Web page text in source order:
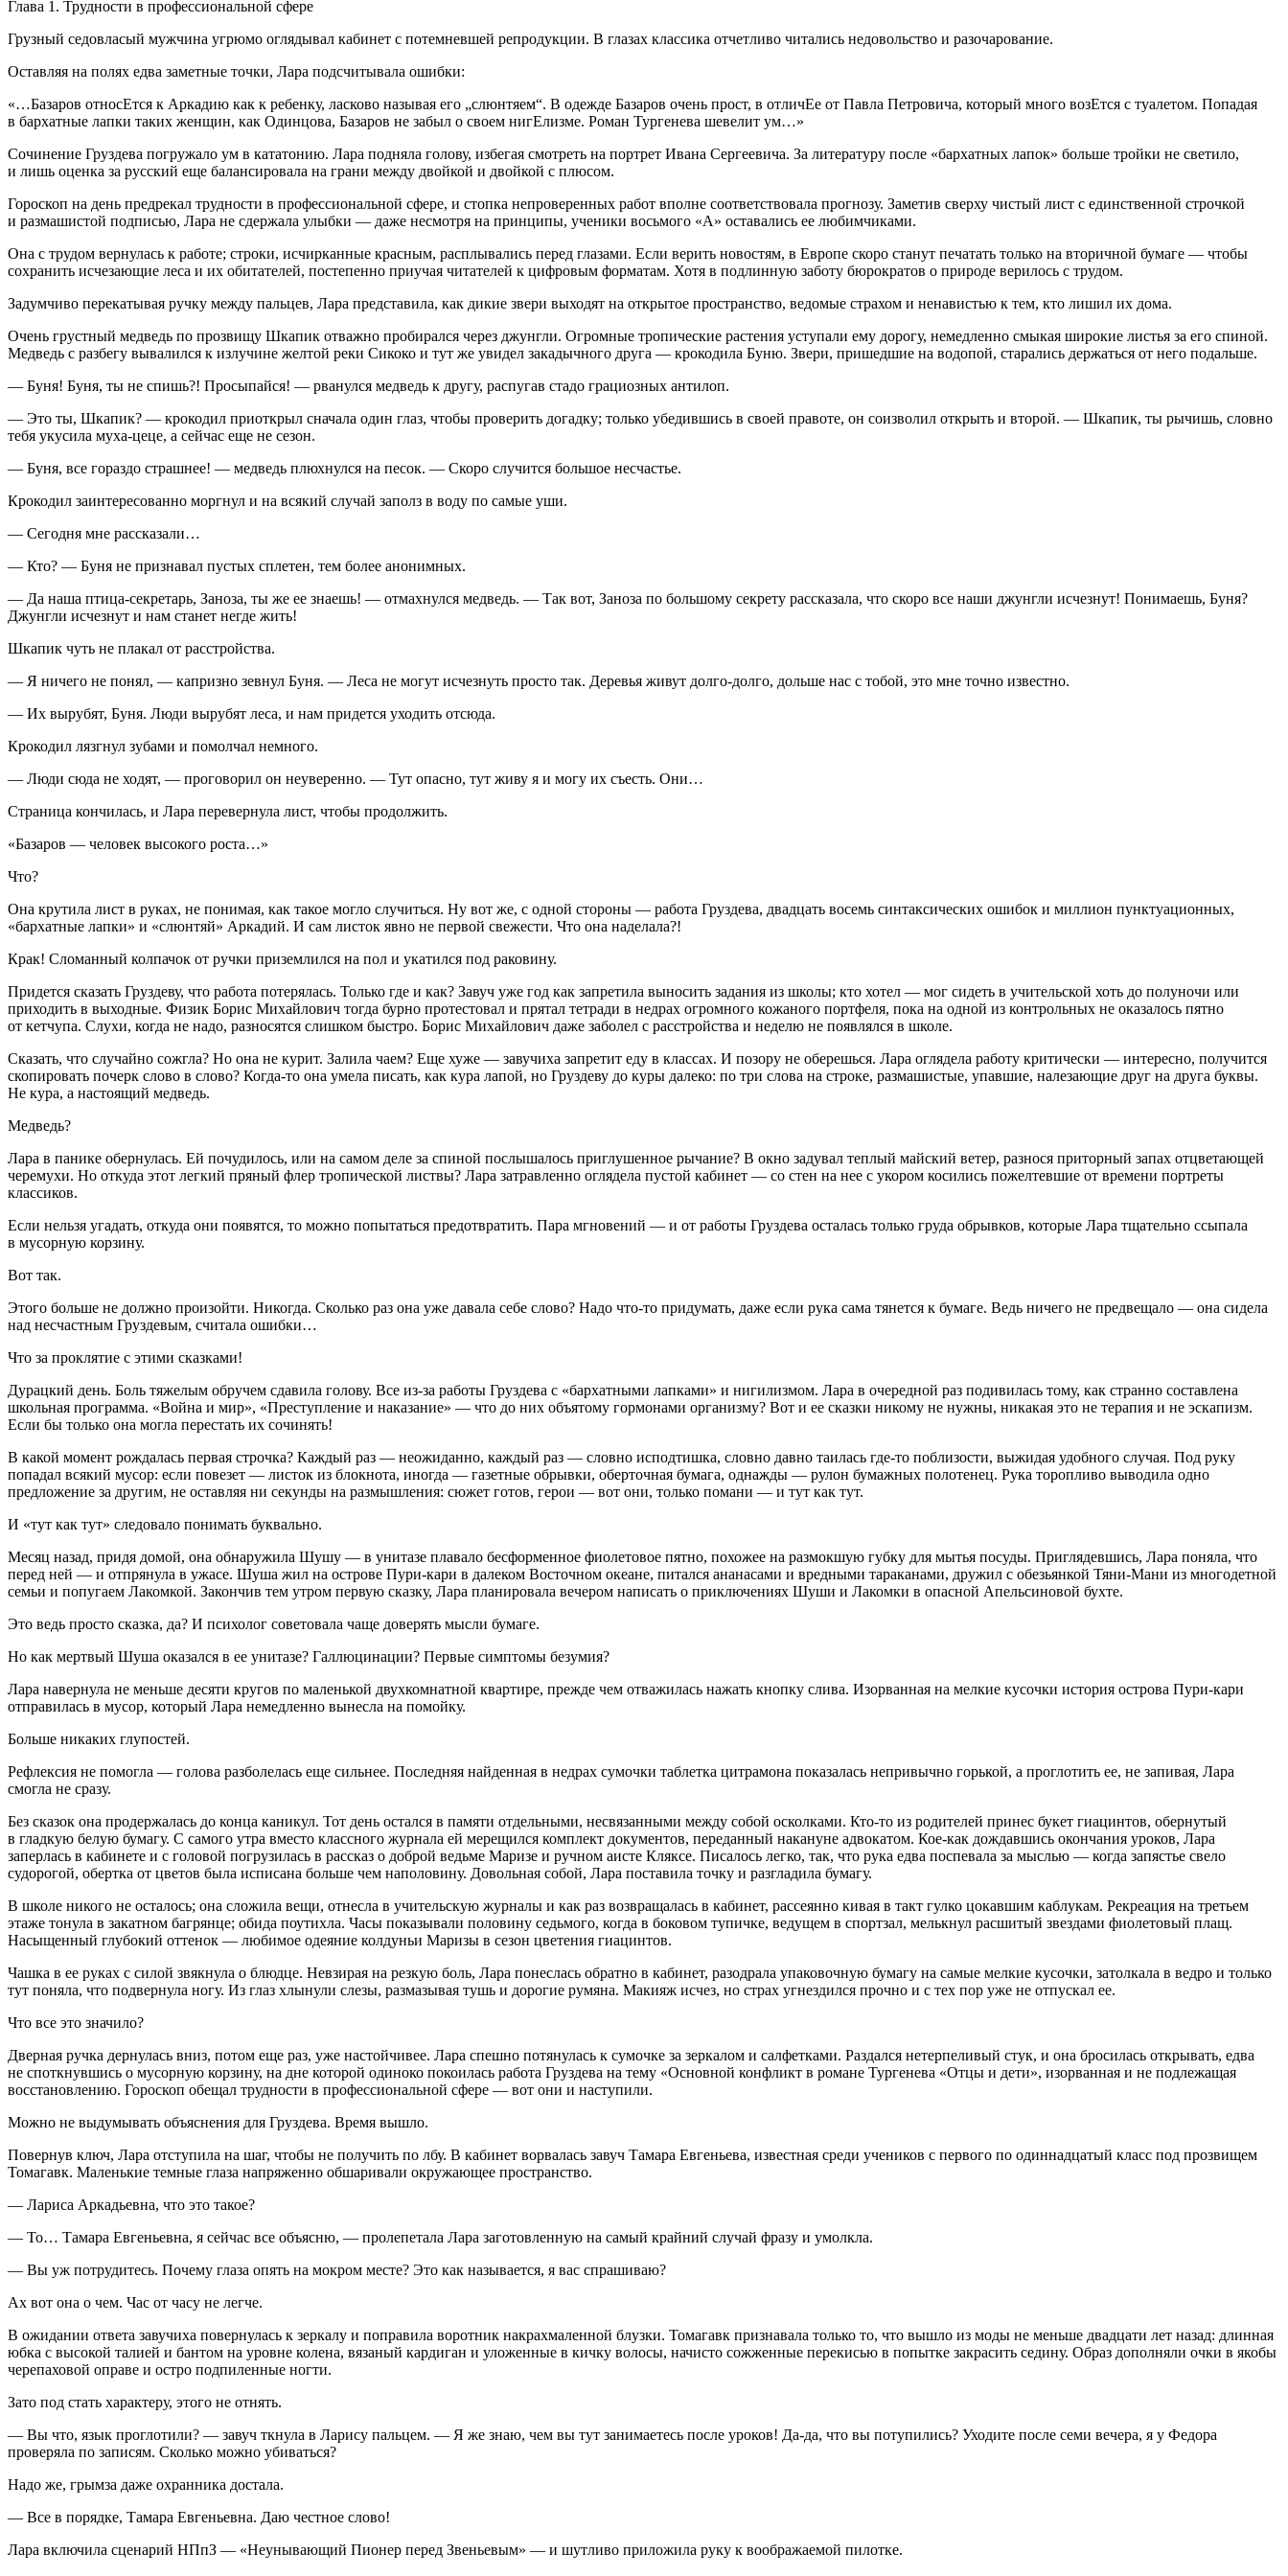
Глава 1. Трудности в профессиональной сфере
Грузный седовласый мужчина угрюмо оглядывал кабинет с потемневшей репродукции. В глазах классика отчетливо читались недовольство и разочарование.
Оставляя на полях едва заметные точки, Лара подсчитывала ошибки:
«…Базаров относЕтся к Аркадию как к ребенку, ласково называя его „слюнтяем“. В одежде Базаров очень прост, в отличЕе от Павла Петровича, который много возЕтся с туалетом. Попадая
в бархатные лапки таких женщин, как Одинцова, Базаров не забыл о своем нигЕлизме. Роман Тургенева шевелит ум…»
Сочинение Груздева погружало ум в кататонию. Лара подняла голову, избегая смотреть на портрет Ивана Сергеевича. За литературу после «бархатных лапок» больше тройки не светило,
и лишь оценка за русский еще балансировала на грани между двойкой и двойкой с плюсом.
Гороскоп на день предрекал трудности в профессиональной сфере, и стопка непроверенных работ вполне соответствовала прогнозу. Заметив сверху чистый лист с единственной строчкой
и размашистой подписью, Лара не сдержала улыбки — даже несмотря на принципы, ученики восьмого «А» оставались ее любимчиками.
Она с трудом вернулась к работе; строки, исчирканные красным, расплывались перед глазами. Если верить новостям, в Европе скоро станут печатать только на вторичной бумаге — чтобы
сохранить исчезающие леса и их обитателей, постепенно приучая читателей к цифровым форматам. Хотя в подлинную заботу бюрократов о природе верилось с трудом.
Задумчиво перекатывая ручку между пальцев, Лара представила, как дикие звери выходят на открытое пространство, ведомые страхом и ненавистью к тем, кто лишил их дома.
Очень грустный медведь по прозвищу Шкапик отважно пробирался через джунгли. Огромные тропические растения уступали ему дорогу, немедленно смыкая широкие листья за его спиной.
Медведь с разбегу вывалился к излучине желтой реки Сикоко и тут же увидел закадычного друга — крокодила Буню. Звери, пришедшие на водопой, старались держаться от него подальше.
— Буня! Буня, ты не спишь?! Просыпайся! — рванулся медведь к другу, распугав стадо грациозных антилоп.
— Это ты, Шкапик? — крокодил приоткрыл сначала один глаз, чтобы проверить догадку; только убедившись в своей правоте, он соизволил открыть и второй. — Шкапик, ты рычишь, словно
тебя укусила муха-цеце, а сейчас еще не сезон.
— Буня, все гораздо страшнее! — медведь плюхнулся на песок. — Скоро случится большое несчастье.
Крокодил заинтересованно моргнул и на всякий случай заполз в воду по самые уши.
— Сегодня мне рассказали…
— Кто? — Буня не признавал пустых сплетен, тем более анонимных.
— Да наша птица-секретарь, Заноза, ты же ее знаешь! — отмахнулся медведь. — Так вот, Заноза по большому секрету рассказала, что скоро все наши джунгли исчезнут! Понимаешь, Буня?
Джунгли исчезнут и нам станет негде жить!
Шкапик чуть не плакал от расстройства.
— Я ничего не понял, — капризно зевнул Буня. — Леса не могут исчезнуть просто так. Деревья живут долго-долго, дольше нас с тобой, это мне точно известно.
— Их вырубят, Буня. Люди вырубят леса, и нам придется уходить отсюда.
Крокодил лязгнул зубами и помолчал немного.
— Люди сюда не ходят, — проговорил он неуверенно. — Тут опасно, тут живу я и могу их съесть. Они…
Страница кончилась, и Лара перевернула лист, чтобы продолжить.
«Базаров — человек высокого роста…»
Что?
Она крутила лист в руках, не понимая, как такое могло случиться. Ну вот же, с одной стороны — работа Груздева, двадцать восемь синтаксических ошибок и миллион пунктуационных,
«бархатные лапки» и «слюнтяй» Аркадий. И сам листок явно не первой свежести. Что она наделала?!
Крак! Сломанный колпачок от ручки приземлился на пол и укатился под раковину.
Придется сказать Груздеву, что работа потерялась. Только где и как? Завуч уже год как запретила выносить задания из школы; кто хотел — мог сидеть в учительской хоть до полуночи или
приходить в выходные. Физик Борис Михайлович тогда бурно протестовал и прятал тетради в недрах огромного кожаного портфеля, пока на одной из контрольных не оказалось пятно
от кетчупа. Слухи, когда не надо, разносятся слишком быстро. Борис Михайлович даже заболел с расстройства и неделю не появлялся в школе.
Сказать, что случайно сожгла? Но она не курит. Залила чаем? Еще хуже — завучиха запретит еду в классах. И позору не оберешься. Лара оглядела работу критически — интересно, получится
скопировать почерк слово в слово? Когда-то она умела писать, как кура лапой, но Груздеву до куры далеко: по три слова на строке, размашистые, упавшие, налезающие друг на друга буквы.
Не кура, а настоящий медведь.
Медведь?
Лара в панике обернулась. Ей почудилось, или на самом деле за спиной послышалось приглушенное рычание? В окно задувал теплый майский ветер, разнося приторный запах отцветающей
черемухи. Но откуда этот легкий пряный флер тропической листвы? Лара затравленно оглядела пустой кабинет — со стен на нее с укором косились пожелтевшие от времени портреты
классиков.
Если нельзя угадать, откуда они появятся, то можно попытаться предотвратить. Пара мгновений — и от работы Груздева осталась только груда обрывков, которые Лара тщательно ссыпала
в мусорную корзину.
Вот так.
Этого больше не должно произойти. Никогда. Сколько раз она уже давала себе слово? Надо что-то придумать, даже если рука сама тянется к бумаге. Ведь ничего не предвещало — она сидела
над несчастным Груздевым, считала ошибки…
Что за проклятие с этими сказками!
Дурацкий день. Боль тяжелым обручем сдавила голову. Все из-за работы Груздева с «бархатными лапками» и нигилизмом. Лара в очередной раз подивилась тому, как странно составлена
школьная программа. «Война и мир», «Преступление и наказание» — что до них объятому гормонами организму? Вот и ее сказки никому не нужны, никакая это не терапия и не эскапизм.
Если бы только она могла перестать их сочинять!
В какой момент рождалась первая строчка? Каждый раз — неожиданно, каждый раз — словно исподтишка, словно давно таилась где-то поблизости, выжидая удобного случая. Под руку
попадал всякий мусор: если повезет — листок из блокнота, иногда — газетные обрывки, оберточная бумага, однажды — рулон бумажных полотенец. Рука торопливо выводила одно
предложение за другим, не оставляя ни секунды на размышления: сюжет готов, герои — вот они, только помани — и тут как тут.
И «тут как тут» следовало понимать буквально.
Месяц назад, придя домой, она обнаружила Шушу — в унитазе плавало бесформенное фиолетовое пятно, похожее на размокшую губку для мытья посуды. Приглядевшись, Лара поняла, что
перед ней — и отпрянула в ужасе. Шуша жил на острове Пури-кари в далеком Восточном океане, питался ананасами и вредными тараканами, дружил с обезьянкой Тяни-Мани из многодетной
семьи и попугаем Лакомкой. Закончив тем утром первую сказку, Лара планировала вечером написать о приключениях Шуши и Лакомки в опасной Апельсиновой бухте.
Это ведь просто сказка, да? И психолог советовала чаще доверять мысли бумаге.
Но как мертвый Шуша оказался в ее унитазе? Галлюцинации? Первые симптомы безумия?
Лара навернула не меньше десяти кругов по маленькой двухкомнатной квартире, прежде чем отважилась нажать кнопку слива. Изорванная на мелкие кусочки история острова Пури-кари
отправилась в мусор, который Лара немедленно вынесла на помойку.
Больше никаких глупостей.
Рефлексия не помогла — голова разболелась еще сильнее. Последняя найденная в недрах сумочки таблетка цитрамона показалась непривычно горькой, а проглотить ее, не запивая, Лара
смогла не сразу.
Без сказок она продержалась до конца каникул. Тот день остался в памяти отдельными, несвязанными между собой осколками. Кто-то из родителей принес букет гиацинтов, обернутый
в гладкую белую бумагу. С самого утра вместо классного журнала ей мерещился комплект документов, переданный накануне адвокатом. Кое-как дождавшись окончания уроков, Лара
заперлась в кабинете и с головой погрузилась в рассказ о доброй ведьме Маризе и ручном аисте Кляксе. Писалось легко, так, что рука едва поспевала за мыслью — когда запястье свело
судорогой, обертка от цветов была исписана больше чем наполовину. Довольная собой, Лара поставила точку и разгладила бумагу.
В школе никого не осталось; она сложила вещи, отнесла в учительскую журналы и как раз возвращалась в кабинет, рассеянно кивая в такт гулко цокавшим каблукам. Рекреация на третьем
этаже тонула в закатном багрянце; обида поутихла. Часы показывали половину седьмого, когда в боковом тупичке, ведущем в спортзал, мелькнул расшитый звездами фиолетовый плащ.
Насыщенный глубокий оттенок — любимое одеяние колдуньи Маризы в сезон цветения гиацинтов.
Чашка в ее руках с силой звякнула о блюдце. Невзирая на резкую боль, Лара понеслась обратно в кабинет, разодрала упаковочную бумагу на самые мелкие кусочки, затолкала в ведро и только
тут поняла, что подвернула ногу. Из глаз хлынули слезы, размазывая тушь и дорогие румяна. Макияж исчез, но страх угнездился прочно и с тех пор уже не отпускал ее.
Что все это значило?
Дверная ручка дернулась вниз, потом еще раз, уже настойчивее. Лара спешно потянулась к сумочке за зеркалом и салфетками. Раздался нетерпеливый стук, и она бросилась открывать, едва
не споткнувшись о мусорную корзину, на дне которой одиноко покоилась работа Груздева на тему «Основной конфликт в романе Тургенева «Отцы и дети», изорванная и не подлежащая
восстановлению. Гороскоп обещал трудности в профессиональной сфере — вот они и наступили.
Можно не выдумывать объяснения для Груздева. Время вышло.
Повернув ключ, Лара отступила на шаг, чтобы не получить по лбу. В кабинет ворвалась завуч Тамара Евгеньева, известная среди учеников с первого по одиннадцатый класс под прозвищем
Томагавк. Маленькие темные глаза напряженно обшаривали окружающее пространство.
— Лариса Аркадьевна, что это такое?
— То… Тамара Евгеньевна, я сейчас все объясню, — пролепетала Лара заготовленную на самый крайний случай фразу и умолкла.
— Вы уж потрудитесь. Почему глаза опять на мокром месте? Это как называется, я вас спрашиваю?
Ах вот она о чем. Час от часу не легче.
В ожидании ответа завучиха повернулась к зеркалу и поправила воротник накрахмаленной блузки. Томагавк признавала только то, что вышло из моды не меньше двадцати лет назад: длинная
юбка с высокой талией и бантом на уровне колена, вязаный кардиган и уложенные в кичку волосы, начисто сожженные перекисью в попытке закрасить седину. Образ дополняли очки в якобы
черепаховой оправе и остро подпиленные ногти.
Зато под стать характеру, этого не отнять.
— Вы что, язык проглотили? — завуч ткнула в Ларису пальцем. — Я же знаю, чем вы тут занимаетесь после уроков! Да-да, что вы потупились? Уходите после семи вечера, я у Федора
проверяла по записям. Сколько можно убиваться?
Надо же, грымза даже охранника достала.
— Все в порядке, Тамара Евгеньевна. Даю честное слово!
Лара включила сценарий НПпЗ — «Неунывающий Пионер перед Звеньевым» — и шутливо приложила руку к воображаемой пилотке.